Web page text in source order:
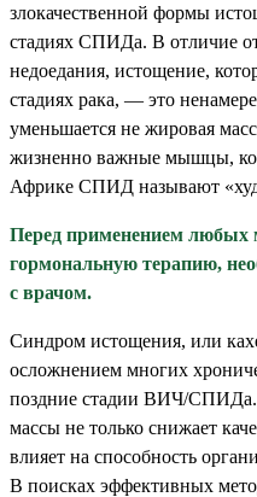
злокачественной формы
стадиях СПИДа. В отличие
недоедания, истощение,
стадиях рака, — это
уменьшается не жировая
жизненно важные мышцы,
Африке СПИД называют
Перед применением любых
гормональную терапию,
с врачом.
Синдром истощения, или
осложнением многих
поздние стадии ВИЧ/
массы не только снижает
влияет на способность
В поисках эффективных